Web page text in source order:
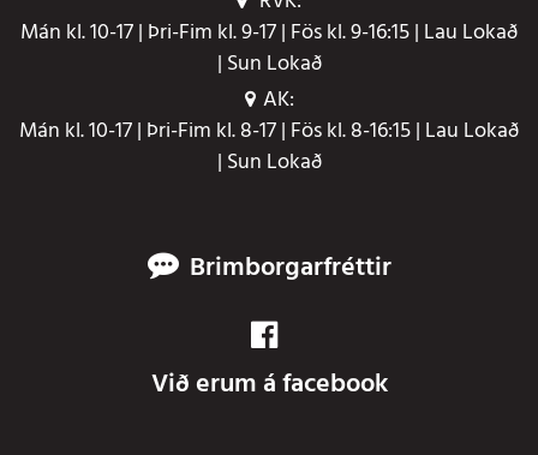
Mán kl. 10-17 | Þri-Fim kl. 9-17 | Fös kl. 9-16:15 | Lau Lokað
| Sun Lokað
AK:
Mán kl. 10-17 | Þri-Fim kl. 8-17 | Fös kl. 8-16:15 | Lau Lokað
| Sun Lokað
Brimborgarfréttir
Við erum á facebook